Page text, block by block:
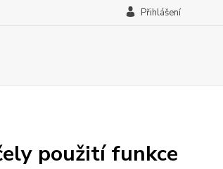
Přihlášení
použití funkce